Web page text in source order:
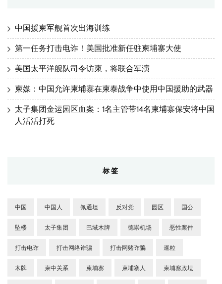
中国援柬军舰首次出海训练
第一任务打击电诈！美国批准新任驻柬埔寨大使
美国太平洋舰队司令访柬，将联合军演
柬媒：中国允许柬埔寨在柬泰战争中使用中国援助的武器
太子集团金运园区血案：1名主管带14名柬埔寨保安将中国
人活活打死
标签
中国 中国人 佩通坦 反对党 园区 国公
坠楼 太子集团 巴域木牌 德崇机场 恶性案件
打击电诈 打击网络诈骗 打击网赌诈骗 暹粒
木牌 柬中关系 柬埔寨 柬埔寨人 柬埔寨政坛